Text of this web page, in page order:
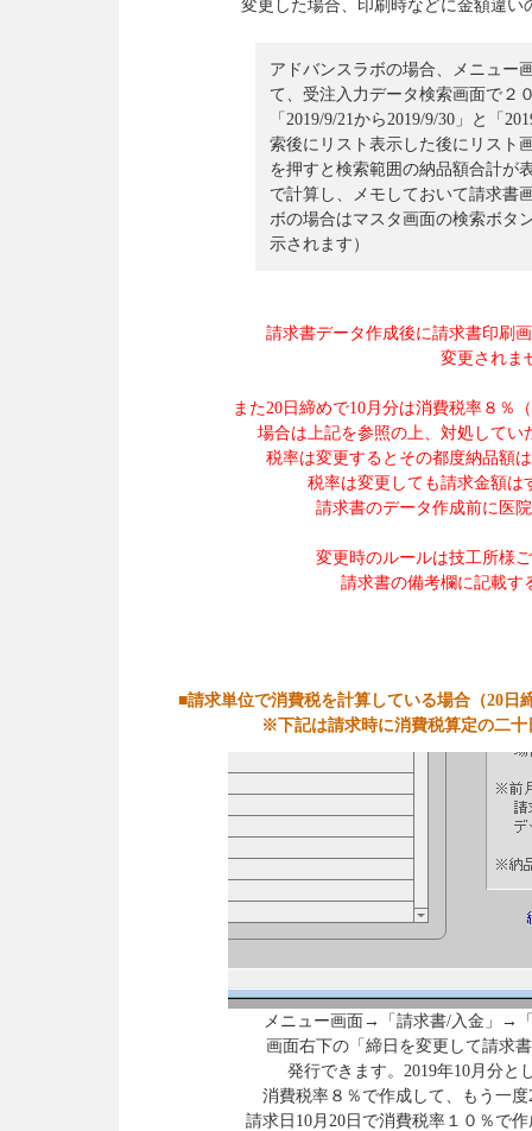
変更した場合、印刷時などに金額違
アドバンスラボの場合、メニュ
て、受注入力データ検索画面で２
「2019/9/21から2019/9/30」と「
索後にリスト表示した後にリスト
を押すと検索範囲の納品額合計が
で計算し、メモしておいて請求
ボの場合はマスタ画面の検索ボタ
示されます）
請求書データ作成後に請求書印刷
変更されま
また20日締めで10月分は消費税率８％
場合は上記を参照の上、対処して
税率は変更するとその都度納品額
税率は変更しても請求金額は
請求書のデータ作成前に医
変更時のルールは技工所様
請求書の備考欄に記載す
■請求単位で消費税を計算している場合（20日
※下記は請求時に消費税算定の二十日締
メニュー画面→「請求書/入金」→
画面右下の「締日を変更して請求
発行できます。2019年10月分と
消費税率８％で作成して、もう一
請求日10月20日で消費税率１０％で